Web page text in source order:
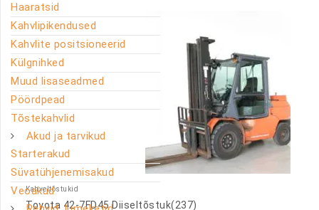
Haaratsid
Kahvlipikendused
Kahvlite positsioneerid
Külgnihked
Muud lisaseadmed
Pöördpead
Tõstekahvlid
Akud ja tarvikud
Starterakud
Süvatühjenemisakud
Veoakud
Kahveltõstukid
Toyota 42-7FD45 Diiseltõstuk(237)